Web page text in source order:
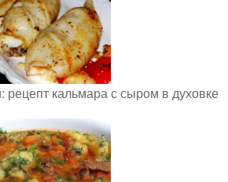
кальмара с сыром в духовке